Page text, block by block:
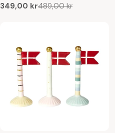
Reapris
349,00 kr
Ordinarie 489,00 kr